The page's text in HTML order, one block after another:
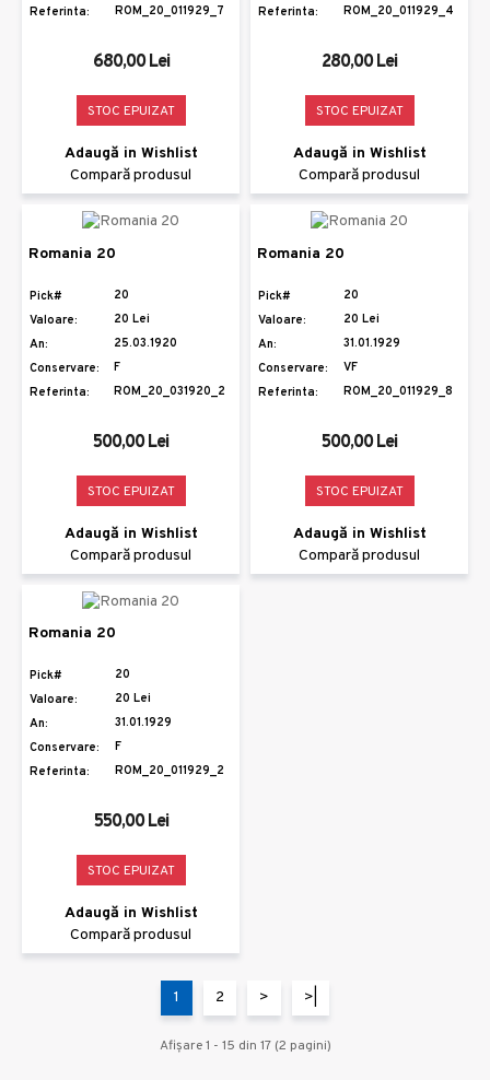
Referinta:
ROM_20_011929_7
680,00 Lei
STOC EPUIZAT
Adaugă in Wishlist
Compară produsul
Referinta:
ROM_20_011929_4
280,00 Lei
STOC EPUIZAT
Adaugă in Wishlist
Compară produsul
Romania 20
Pick#
20
Valoare:
20 Lei
An:
25.03.1920
Conservare:
F
Referinta:
ROM_20_031920_2
500,00 Lei
STOC EPUIZAT
Adaugă in Wishlist
Compară produsul
Romania 20
Pick#
20
Valoare:
20 Lei
An:
31.01.1929
Conservare:
VF
Referinta:
ROM_20_011929_8
500,00 Lei
STOC EPUIZAT
Adaugă in Wishlist
Compară produsul
Romania 20
Pick#
20
Valoare:
20 Lei
An:
31.01.1929
Conservare:
F
Referinta:
ROM_20_011929_2
550,00 Lei
STOC EPUIZAT
Adaugă in Wishlist
Compară produsul
1 2 > >|
Afişare 1 - 15 din 17 (2 pagini)